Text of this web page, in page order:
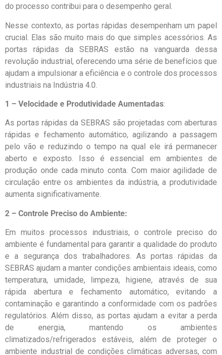
do processo contribui para o desempenho geral.
Nesse contexto, as portas rápidas desempenham um papel
crucial. Elas são muito mais do que simples acessórios. As
portas rápidas da SEBRAS estão na vanguarda dessa
revolução industrial, oferecendo uma série de benefícios que
ajudam a impulsionar a eficiência e o controle dos processos
industriais na Indústria 4.0.
1 – Velocidade e Produtividade Aumentadas:
As portas rápidas da SEBRAS são projetadas com aberturas
rápidas e fechamento automático, agilizando a passagem
pelo vão e reduzindo o tempo na qual ele irá permanecer
aberto e exposto. Isso é essencial em ambientes de
produção onde cada minuto conta. Com maior agilidade de
circulação entre os ambientes da indústria, a produtividade
aumenta significativamente.
2 – Controle Preciso do Ambiente:
Em muitos processos industriais, o controle preciso do
ambiente é fundamental para garantir a qualidade do produto
e a segurança dos trabalhadores. As portas rápidas da
SEBRAS ajudam a manter condições ambientais ideais, como
temperatura, umidade, limpeza, higiene, através de sua
rápida abertura e fechamento automático, evitando a
contaminação e garantindo a conformidade com os padrões
regulatórios. Além disso, as portas ajudam a evitar a perda
de energia, mantendo os ambientes
climatizados/refrigerados estáveis, além de proteger o
ambiente industrial de condições climáticas adversas, com